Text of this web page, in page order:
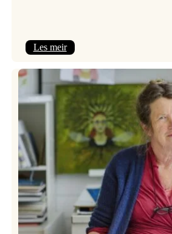
Les meir:
frå
Frøydis